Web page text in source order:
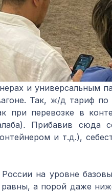
и универсальным
Так, ж/д тариф по
при перевозке в
. Прибавив сюда
и т.д.),
на уровне
а порой даже